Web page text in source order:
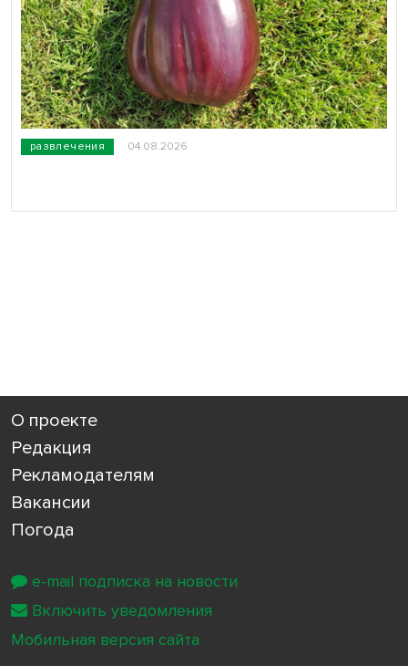
развлечения 04.08.2026
О проекте
Редакция
Рекламодателям
Вакансии
Погода
e-mail подписка на новости
Включить уведомления
Мобильная версия сайта